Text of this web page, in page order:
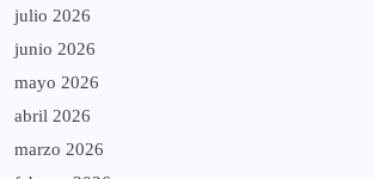
julio 2026
junio 2026
mayo 2026
abril 2026
marzo 2026